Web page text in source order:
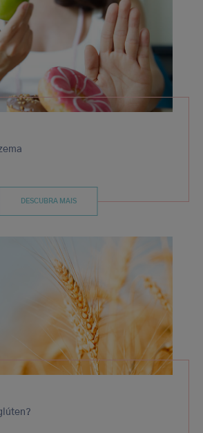
DESCUBRA MAIS